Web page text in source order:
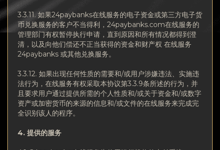
3.3.11. 如果24paybanks在线服务的电子资金或第三方电子货
币兑换服务的客户不当得利，24paybanks.com在线服务的
管理部门有权暂停执行申请，直到原因和所有情况都得到澄
清，以及向他们偿还不正当获得的资金和财产权 在线服务
24paybanks 或其他兑换服务。
3.3.12. 如果出现任何性质的需要和/或用户涉嫌违法、实施违
法行为，在线服务有权采取本协议第3.3.9条所述的行为，并
且要求用户通过提供所需的个人性质和/或关于资金和/或数字
资产或加密货币的来源的信息和/或文件的在线服务来完成完
全识别该人的程序。
4. 提供的服务